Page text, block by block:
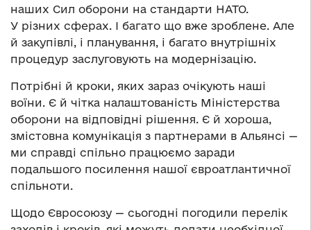
наших Сил оборони на стандарти НАТО.
У різних сферах. І багато що вже зроблене. Але
й закупівлі, і планування, і багато внутрішніх
процедур заслуговують на модернізацію.
Потрібні й кроки, яких зараз очікують наші
воїни. Є й чітка налаштованість Міністерства
оборони на відповідні рішення. Є й хороша,
змістовна комунікація з партнерами в Альянсі —
ми справді спільно працюємо заради
подальшого посилення нашої євроатлантичної
спільноти.
Щодо Євросоюзу — сьогодні погодили перелік